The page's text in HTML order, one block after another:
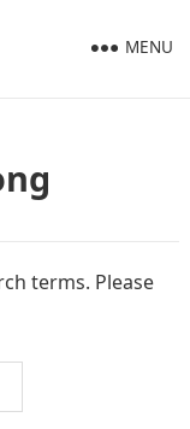
MENU
terms. Please